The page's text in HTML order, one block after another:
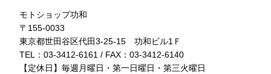
モトショップ功和
〒155-0033
東京都世田谷区代田3-25-15 功和ビル1Ｆ
TEL：03-3412-6161 / FAX：03-3412-6140
【定休日】毎週月曜日・第一日曜日・第三火曜日